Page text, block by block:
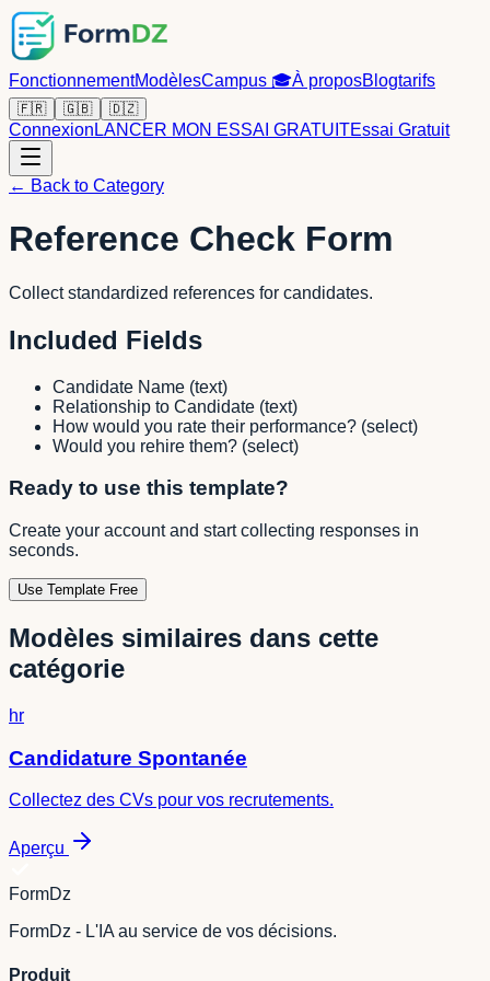
FonctionnementModèlesCampus 🎓À proposBlogtarifs
🇫🇷 🇬🇧 🇩🇿
Connexion LANCER MON ESSAI GRATUITEssai Gratuit
← Back to Category
Reference Check Form
Collect standardized references for candidates.
Included Fields
Candidate Name (text)
Relationship to Candidate (text)
How would you rate their performance? (select)
Would you rehire them? (select)
Ready to use this template?
Create your account and start collecting responses in
seconds.
Use Template Free
Modèles similaires dans cette
catégorie
hr
Candidature Spontanée
Collectez des CVs pour vos recrutements.
Aperçu
FormDz
FormDz - L'IA au service de vos décisions.
Produit